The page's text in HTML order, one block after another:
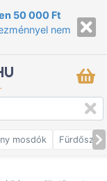
50 000 Ft
nem
mosdók